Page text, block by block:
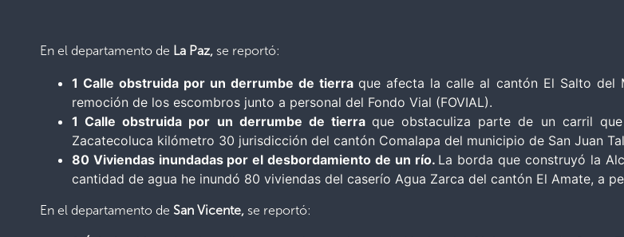
En el departamento de La Paz, se reportó:
1 Calle obstruida por un derrumbe de tierraque afecta la calle al cantón El Salto del
remoción de los escombros junto a personal del Fondo Vial (FOVIAL).
1 Calle obstruida por un derrumbe de tierraque obstaculiza parte de un carril
Zacatecoluca kilómetro 30 jurisdicción del cantón Comalapa del municipio de San Juan
80 Viviendas inundadas por el desbordamiento de un río. La borda que construyó la
cantidad de agua he inundó 80 viviendas del caserío Agua Zarca del cantón El Amate, a
En el departamento de San Vicente, se reportó: